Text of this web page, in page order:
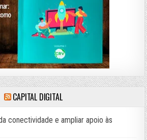
CAPITAL DIGITAL
conectividade e ampliar apoio às